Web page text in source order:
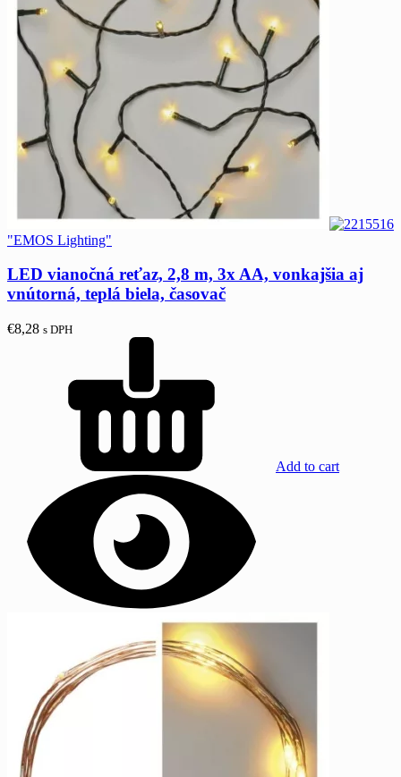
"EMOS Lighting"
LED vianočná reťaz, 2,8 m, 3x AA, vonkajšia aj
vnútorná, teplá biela, časovač
€8,28 s DPH
Add to cart